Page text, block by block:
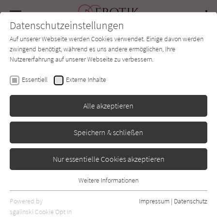
SUCHE Forum Charts Newsletter
Tia Williams
Sieben Tage im Juni
Lübbe Erschienen: April 2026 0
Datenschutzeinstellungen
Auf unserer Webseite werden Cookies verwendet. Einige davon werden
zwingend benötigt, während es uns andere ermöglichen, Ihre
Nutzererfahrung auf unserer Webseite zu verbessern.
Essentiell Externe Inhalte
Alle akzeptieren
Speichern & schließen
Nur essentielle Cookies akzeptieren
Essentielle Cookies werden für grundlegende Funktionen der
Webseite benötigt. Dadurch ist gewährleistet, dass die Webseite
Weitere Informationen
Powered by
sgalinski Cookie Opt In
Impressum | Datenschutz